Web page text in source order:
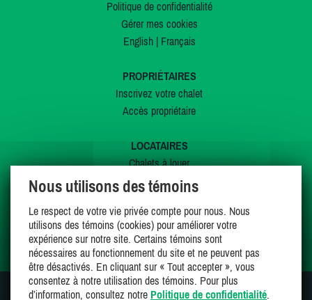
Politique de confidentialité
Gérer mes cookies
English| Français
PROPRIÉTAIRES
Inscrivez votre chalet
Accès propriétaire
LOCATAIRES
Chalets à louer
Chalets à vendre
Offres spéciales
Mes favoris
Nous utilisons des témoins
Le respect de votre vie privée compte pour nous. Nous
utilisons des témoins (cookies) pour améliorer votre
expérience sur notre site. Certains témoins sont
nécessaires au fonctionnement du site et ne peuvent pas
être désactivés. En cliquant sur « Tout accepter », vous
consentez à notre utilisation des témoins. Pour plus
d’information, consultez notre Politique de confidentialité.